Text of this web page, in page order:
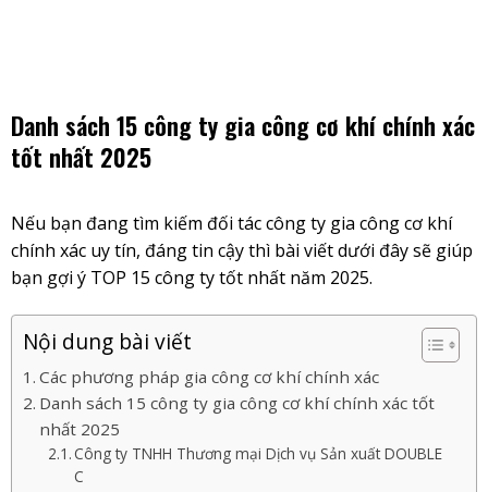
Danh sách 15 công ty gia công cơ khí chính xác
tốt nhất 2025
Nếu bạn đang tìm kiếm đối tác công ty gia công cơ khí
chính xác uy tín, đáng tin cậy thì bài viết dưới đây sẽ giúp
bạn gợi ý TOP 15 công ty tốt nhất năm 2025.
Nội dung bài viết
Các phương pháp gia công cơ khí chính xác
Danh sách 15 công ty gia công cơ khí chính xác tốt
nhất 2025
Công ty TNHH Thương mại Dịch vụ Sản xuất DOUBLE
C